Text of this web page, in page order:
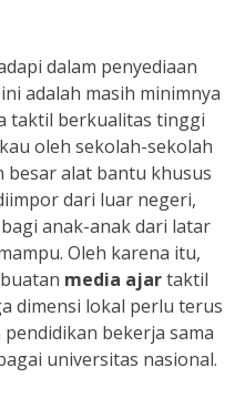
dalam penyediaan
adalah masih minimnya
taktil berkualitas tinggi
oleh sekolah-sekolah
besar alat bantu khusus
dari luar negeri,
anak-anak dari latar
Oleh karena itu,
media ajartaktil
dimensi lokal perlu terus
bekerja sama
universitas nasional.